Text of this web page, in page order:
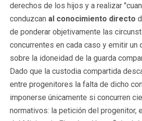
derechos de los hijos y a realizar
conduzcan al conocimiento directo
de ponderar objetivamente las
concurrentes en cada caso y emitir un
sobre la idoneidad de la guarda
Dado que la custodia compartida
entre progenitores la falta de dicho
imponerse únicamente si concurren
normativos: la petición del progenitor,